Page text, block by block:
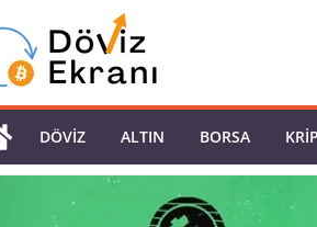
DÖVIZ ALTIN BORSA